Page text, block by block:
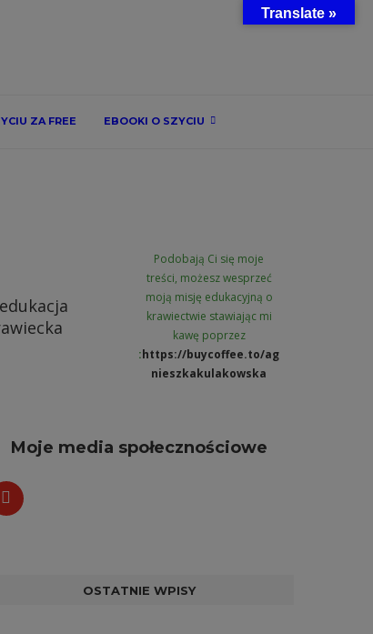
ZA FREE EBOOKI O SZYCIU
Podobają Ci się moje
treści, możesz wesprzeć
moją misję edukacyjną o
krawiectwie stawiając mi
kawę poprzez
:https://buycoffee.to/ag
nieszkakulakowska
Moje media społecznościowe
OSTATNIE WPISY
Translate »